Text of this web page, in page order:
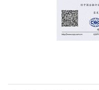
ISO体系认证